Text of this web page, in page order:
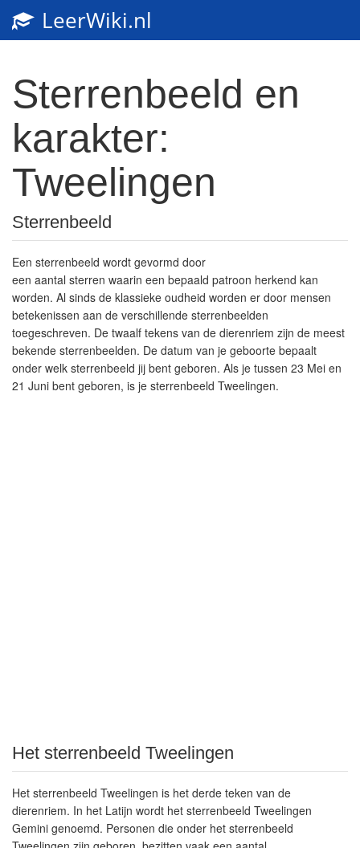
LeerWiki.nl
Sterrenbeeld en
karakter:
Tweelingen
Sterrenbeeld
Een sterrenbeeld wordt gevormd door
een aantal sterren waarin een bepaald patroon herkend kan
worden. Al sinds de klassieke oudheid worden er door mensen
betekenissen aan de verschillende sterrenbeelden
toegeschreven. De twaalf tekens van de dierenriem zijn de meest
bekende sterrenbeelden. De datum van je geboorte bepaalt
onder welk sterrenbeeld jij bent geboren. Als je tussen 23 Mei en
21 Juni bent geboren, is je sterrenbeeld Tweelingen.
Het sterrenbeeld Tweelingen
Het sterrenbeeld Tweelingen is het derde teken van de
dierenriem. In het Latijn wordt het sterrenbeeld Tweelingen
Gemini genoemd. Personen die onder het sterrenbeeld